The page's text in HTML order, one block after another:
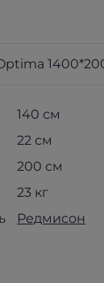
140 см
22 см
200 см
23 кг
Редмисон